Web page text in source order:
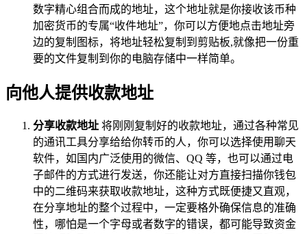
数字精心组合而成的地址，这个地址就是你接收该币种
加密货币的专属“收件地址”，你可以方便地点击地址旁
边的复制图标，将地址轻松复制到剪贴板,就像把一份重
要的文件复制到你的电脑存储中一样简单。
向他人提供收款地址
分享收款地址 将刚刚复制好的收款地址，通过各种常见
的通讯工具分享给给你转币的人，你可以选择使用聊天
软件，如国内广泛使用的微信、QQ 等，也可以通过电
子邮件的方式进行发送，你还能让对方直接扫描你钱包
中的二维码来获取收款地址，这种方式既便捷又直观，
在分享地址的整个过程中，一定要格外确保信息的准确
性，哪怕是一个字母或者数字的错误，都可能导致资金